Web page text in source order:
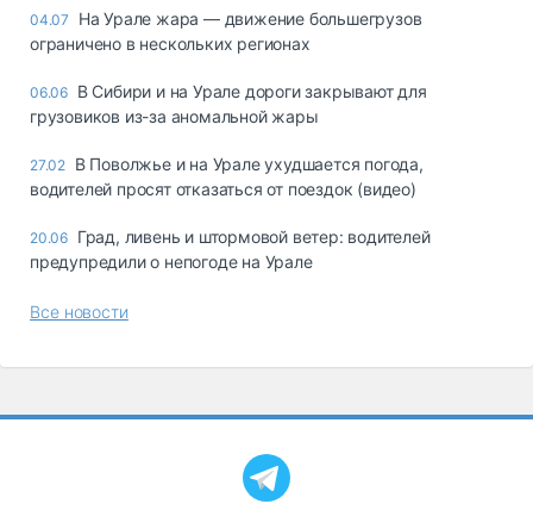
04.07
На Урале жара — движение большегрузов
ограничено в нескольких регионах
06.06 В Сибири и на Урале дороги закрывают для
грузовиков из-за аномальной жары
27.02 В Поволжье и на Урале ухудшается погода,
водителей просят отказаться от поездок (видео)
20.06 Град, ливень и штормовой ветер: водителей
предупредили о непогоде на Урале
Все новости